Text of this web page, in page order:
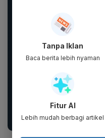
Basic Package -
ITEM ) - DAVIENA
SKINCARE
Tanpa Iklan
Baca berita lebih nyaman
Fitur AI
Lebih mudah berbagi artikel